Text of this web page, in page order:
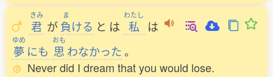
きみ
君 が
ま
負ける と は
わたし
私 は
ゆめ
夢 にも
おも
思 わなかった。
Never did I dream that you would lose.